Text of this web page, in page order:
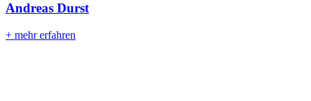
Andreas Durst
+ mehr erfahren